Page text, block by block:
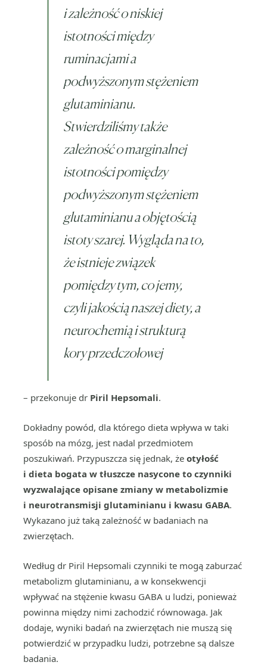
i zależność o niskiej
istotności między
ruminacjami a
podwyższonym stężeniem
glutaminianu.
Stwierdziliśmy także
zależność o marginalnej
istotności pomiędzy
podwyższonym stężeniem
glutaminianu a objętością
istoty szarej. Wygląda na to,
że istnieje związek
pomiędzy tym, co jemy,
czyli jakością naszej diety, a
neurochemią i strukturą
kory przedczołowej
– przekonuje dr Piril Hepsomali.
Dokładny powód, dla którego dieta wpływa w taki
sposób na mózg, jest nadal przedmiotem
poszukiwań. Przypuszcza się jednak, że otyłość
i dieta bogata w tłuszcze nasycone to czynniki
wyzwalające opisane zmiany w metabolizmie
i neurotransmisji glutaminianu i kwasu GABA.
Wykazano już taką zależność w badaniach na
zwierzętach.
Według dr Piril Hepsomali czynniki te mogą zaburzać
metabolizm glutaminianu, a w konsekwencji
wpływać na stężenie kwasu GABA u ludzi, ponieważ
powinna między nimi zachodzić równowaga. Jak
dodaje, wyniki badań na zwierzętach nie muszą się
potwierdzić w przypadku ludzi, potrzebne są dalsze
badania.